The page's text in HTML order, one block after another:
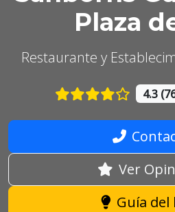
Plaza
Restaurante y
4.3
Ver
Guía del